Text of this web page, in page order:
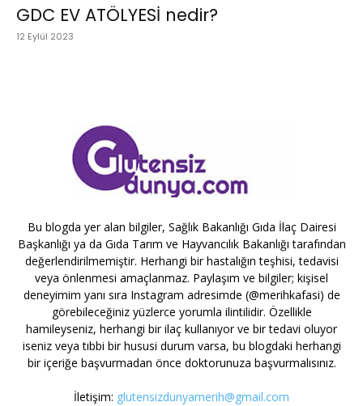
GDC EV ATÖLYESİ nedir?
12 Eylül 2023
Bu blogda yer alan bilgiler, Sağlık Bakanlığı Gıda İlaç Dairesi
Başkanlığı ya da Gıda Tarım ve Hayvancılık Bakanlığı tarafından
değerlendirilmemiştir. Herhangi bir hastalığın teşhisi, tedavisi
veya önlenmesi amaçlanmaz. Paylaşım ve bilgiler; kişisel
deneyimim yanı sıra Instagram adresimde (@merihkafasi) de
görebileceğiniz yüzlerce yorumla ilintilidir. Özellikle
hamileyseniz, herhangi bir ilaç kullanıyor ve bir tedavi oluyor
iseniz veya tıbbi bir hususi durum varsa, bu blogdaki herhangi
bir içeriğe başvurmadan önce doktorunuza başvurmalısınız.
İletişim: glutensizdunyamerih@gmail.com